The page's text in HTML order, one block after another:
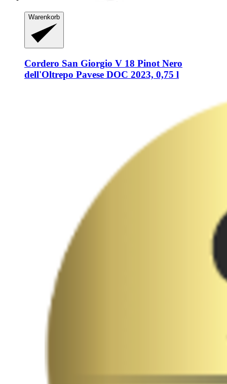
Warenkorb
Cordero San Giorgio V 18 Pinot Nero
dell'Oltrepo Pavese DOC 2023, 0,75 l